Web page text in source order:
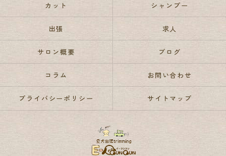
カット シャンプー
出張 求人
サロン概要 ブログ
コラム お問い合わせ
プライバシーポリシー サイトマップ